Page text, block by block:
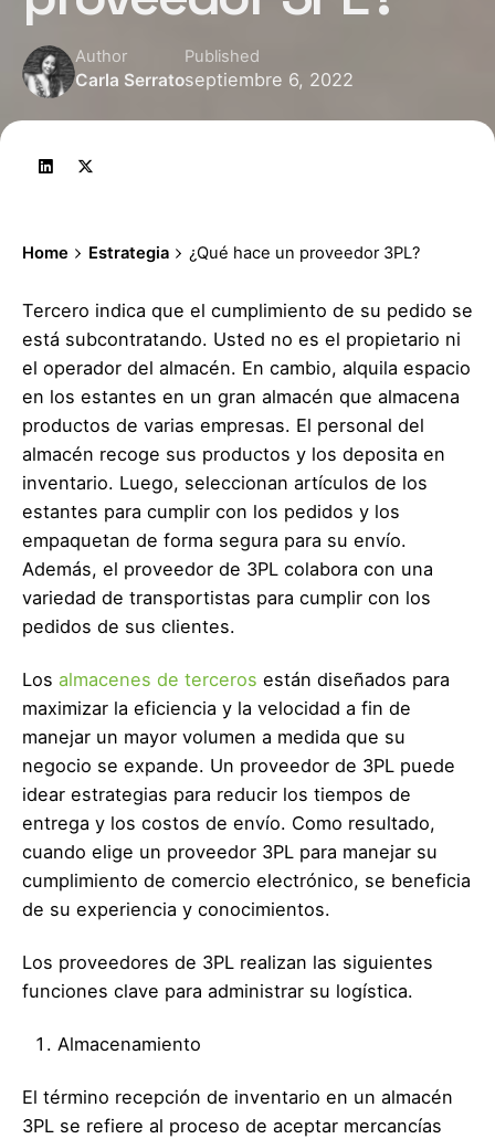
Author
Carla Serrato
Published
septiembre 6, 2022
Home Estrategia ¿Qué hace un proveedor 3PL?
Tercero indica que el cumplimiento de su pedido se
está subcontratando. Usted no es el propietario ni
el operador del almacén. En cambio, alquila espacio
en los estantes en un gran almacén que almacena
productos de varias empresas. El personal del
almacén recoge sus productos y los deposita en
inventario. Luego, seleccionan artículos de los
estantes para cumplir con los pedidos y los
empaquetan de forma segura para su envío.
Además, el proveedor de 3PL colabora con una
variedad de transportistas para cumplir con los
pedidos de sus clientes.
Los almacenes de terceros están diseñados para
maximizar la eficiencia y la velocidad a fin de
manejar un mayor volumen a medida que su
negocio se expande. Un proveedor de 3PL puede
idear estrategias para reducir los tiempos de
entrega y los costos de envío. Como resultado,
cuando elige un proveedor 3PL para manejar su
cumplimiento de comercio electrónico, se beneficia
de su experiencia y conocimientos.
Los proveedores de 3PL realizan las siguientes
funciones clave para administrar su logística.
Almacenamiento
El término recepción de inventario en un almacén
3PL se refiere al proceso de aceptar mercancías